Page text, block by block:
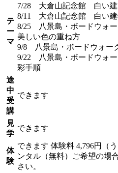
テ
ー
マ
7/28 大倉山記念館 白い建
8/11 大倉山記念館 白い建
8/25 八景島・ボードウォ
美しい色の重ね方
9/8 八景島・ボードウォー
9/22 八景島・ボードウォ
彩手順
途
中
受
講
できます
見
学
できます
体
験
できます 体験料 4,796円（
ンタル（無料）ご希望の場
さい。